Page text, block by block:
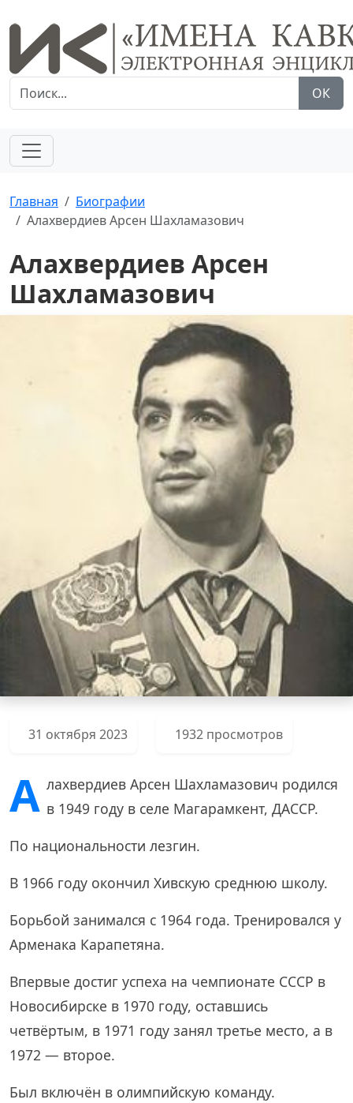
ОК
Главная
Биографии
Алахвердиев Арсен Шахламазович
Алахвердиев Арсен
Шахламазович
31 октября 2023 1932 просмотров
А лахвердиев Арсен Шахламазович родился
в 1949 году в селе Магарамкент, ДАССР.
По национальности лезгин.
В 1966 году окончил Хивскую среднюю школу.
Борьбой занимался с 1964 года. Тренировался у
Арменака Карапетяна.
Впервые достиг успеха на чемпионате СССР в
Новосибирске в 1970 году, оставшись
четвёртым, в 1971 году занял третье место, а в
1972 — второе.
Был включён в олимпийскую команду.